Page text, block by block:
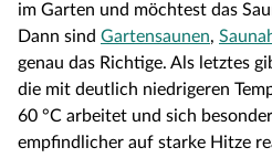
im Garten und möchtest das
Dann sind Gartensaunen,
genau das Richtige. Als letztes
die mit deutlich niedrigeren
60 °C arbeitet und sich
empfindlicher auf starke Hitze